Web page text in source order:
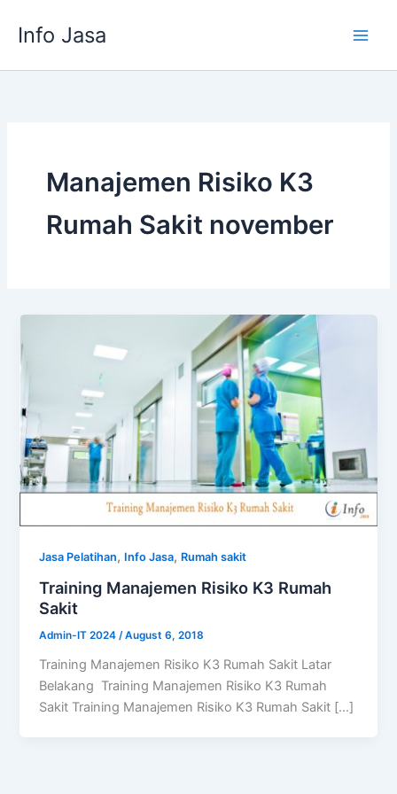
Info Jasa
Manajemen Risiko K3
Rumah Sakit november
Jasa Pelatihan, Info Jasa, Rumah sakit
Training Manajemen Risiko K3 Rumah
Sakit
Admin-IT 2024/August 6, 2018
Training Manajemen Risiko K3 Rumah Sakit Latar
Belakang Training Manajemen Risiko K3 Rumah
Sakit Training Manajemen Risiko K3 Rumah Sakit […]